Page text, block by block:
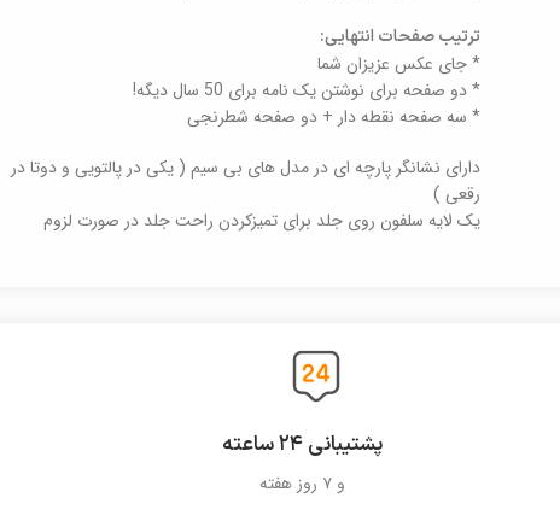
ترتیب صفحات انتهایی:
* جای عکس عزیزان شما
* دو صفحه برای نوشتن یک نامه برای 50 سال دیگه!
* سه صفحه نقطه دار + دو صفحه شطرنجی
دارای نشانگر پارچه ای در مدل های بی سیم ( یکی در پالتویی و دوتا در
رقعی )
یک لایه سلفون روی جلد برای تمیزکردن راحت جلد در صورت لزوم
پشتیبانی ۲۴ ساعته
و ۷ روز هفته